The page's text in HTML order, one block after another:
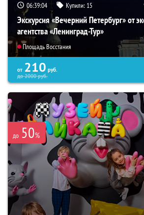
06:39:03 Купили: 15
Экскурсия «Вечерний Петербург» от
агентства «Ленинград-Тур»
Площадь Восстания
от 210 руб.
до2000руб.
до 50%